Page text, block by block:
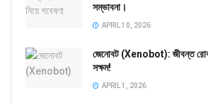
সম্ভাবনা।
APRIL 10, 2026
জেনোবট (Xenobot): জীবন্ত
সক্ষম!
APRIL 1, 2026